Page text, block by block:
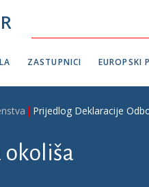
ZASTUPNICI EUROPSKI
Prijedlog Deklaracije
okoliša